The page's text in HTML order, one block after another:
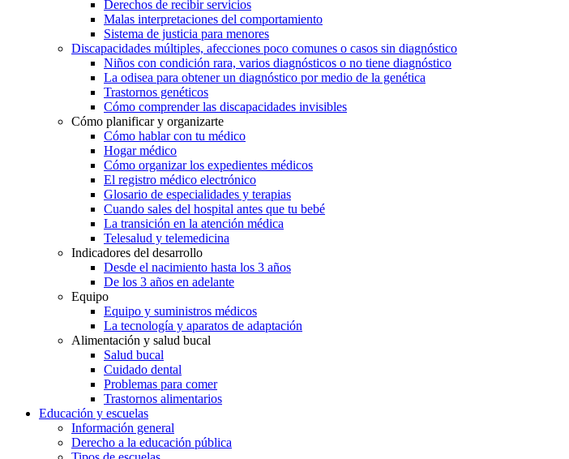
Derechos de recibir servicios
Malas interpretaciones del comportamiento
Sistema de justicia para menores
Discapacidades múltiples, afecciones poco comunes o casos sin diagnóstico
Niños con condición rara, varios diagnósticos o no tiene diagnóstico
La odisea para obtener un diagnóstico por medio de la genética
Trastornos genéticos
Cómo comprender las discapacidades invisibles
Cómo planificar y organizarte
Cómo hablar con tu médico
Hogar médico
Cómo organizar los expedientes médicos
El registro médico electrónico
Glosario de especialidades y terapias
Cuando sales del hospital antes que tu bebé
La transición en la atención médica
Telesalud y telemedicina
Indicadores del desarrollo
Desde el nacimiento hasta los 3 años
De los 3 años en adelante
Equipo
Equipo y suministros médicos
La tecnología y aparatos de adaptación
Alimentación y salud bucal
Salud bucal
Cuidado dental
Problemas para comer
Trastornos alimentarios
Educación y escuelas
Información general
Derecho a la educación pública